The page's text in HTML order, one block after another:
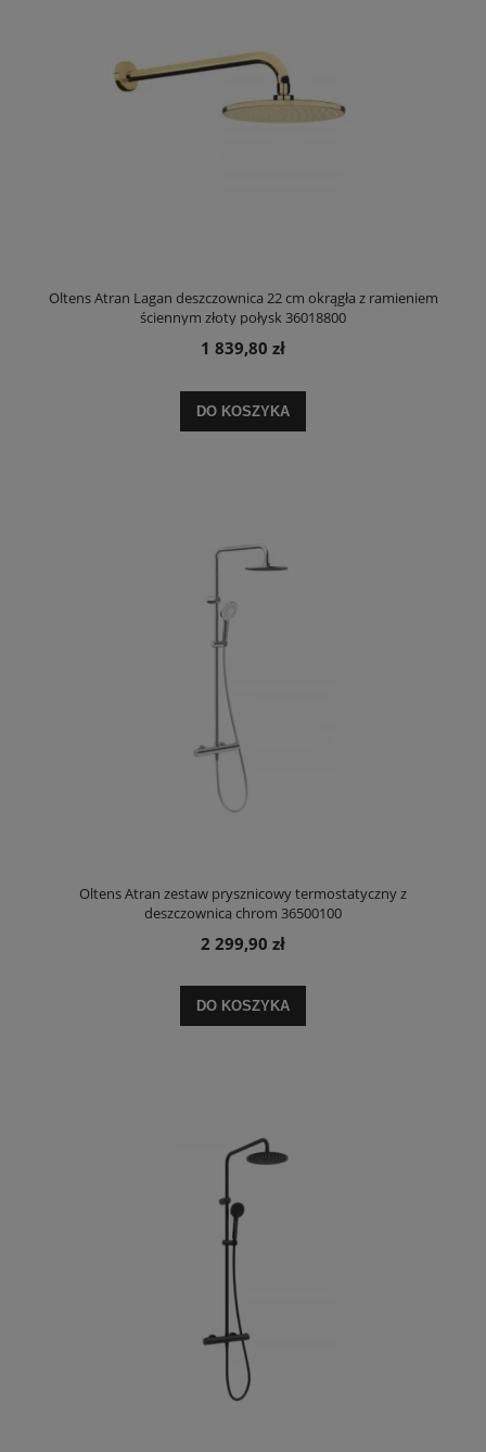
Oltens Atran Lagan deszczownica 22 cm okrągła z ramieniem
ściennym złoty połysk 36018800
1 839,80 zł
DO KOSZYKA
Oltens Atran zestaw prysznicowy termostatyczny z
deszczownicą chrom 36500100
2 299,90 zł
DO KOSZYKA